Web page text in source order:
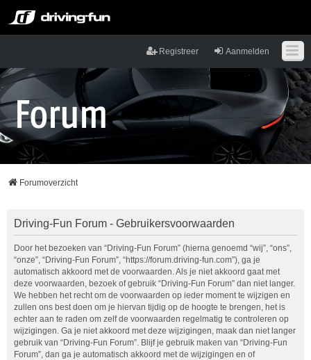
Aanmelden
Registreer
Forumoverzicht
Driving-Fun Forum - Gebruikersvoorwaarden
Door het bezoeken van “Driving-Fun Forum” (hierna genoemd “wij”, “ons”,
“onze”, “Driving-Fun Forum”, “https://forum.driving-fun.com”), ga je
automatisch akkoord met de voorwaarden. Als je niet akkoord gaat met
deze voorwaarden, bezoek of gebruik “Driving-Fun Forum” dan niet langer.
We hebben het recht om de voorwaarden op ieder moment te wijzigen en
zullen ons best doen om je hiervan tijdig op de hoogte te brengen, het is
echter aan te raden om zelf de voorwaarden regelmatig te controleren op
wijzigingen. Ga je niet akkoord met deze wijzigingen, maak dan niet langer
gebruik van “Driving-Fun Forum”. Blijf je gebruik maken van “Driving-Fun
Forum”, dan ga je automatisch akkoord met de wijzigingen en of